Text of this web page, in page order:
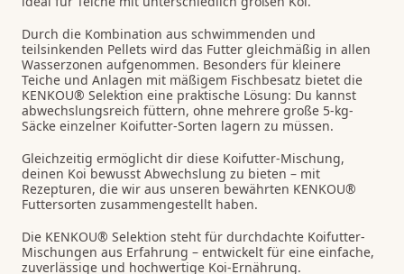
Durch die Kombination aus schwimmenden und
teilsinkenden Pellets wird das Futter gleichmäßig in allen
Wasserzonen aufgenommen. Besonders für kleinere
Teiche und Anlagen mit mäßigem Fischbesatz bietet die
KENKOU® Selektion eine praktische Lösung: Du kannst
abwechslungsreich füttern, ohne mehrere große 5-kg-
Säcke einzelner Koifutter-Sorten lagern zu müssen.
Gleichzeitig ermöglicht dir diese Koifutter-Mischung,
deinen Koi bewusst Abwechslung zu bieten – mit
Rezepturen, die wir aus unseren bewährten KENKOU®
Futtersorten zusammengestellt haben.
Die KENKOU® Selektion steht für durchdachte Koifutter-
Mischungen aus Erfahrung – entwickelt für eine einfache,
zuverlässige und hochwertige Koi-Ernährung.